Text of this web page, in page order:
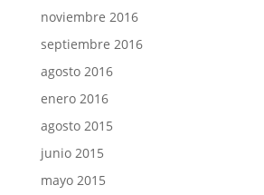
noviembre 2016
septiembre 2016
agosto 2016
enero 2016
agosto 2015
junio 2015
mayo 2015